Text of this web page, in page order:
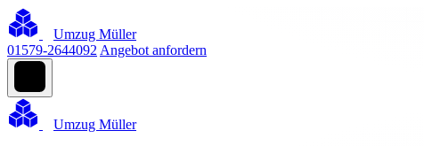
Umzug Müller
01579-2644092 Angebot anfordern
Umzug Müller